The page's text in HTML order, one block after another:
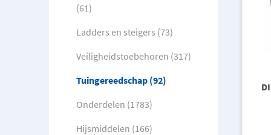
(61)
Ladders en steigers (73)
Veiligheidstoebehoren (317)
Tuingereedschap (92)
Onderdelen (1783)
Hijsmiddelen (166)